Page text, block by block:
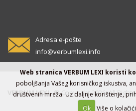
Web stranica VERBUM LEXI koristi
poboljšanja Vašeg korisničkog iskustva,
društvenih mreža. Uz daljnje korištenje,
Ok
Više o
Adresa e-pošte
info@verbumlexi.info
VERBUM LEXI© Copyright 2026. All